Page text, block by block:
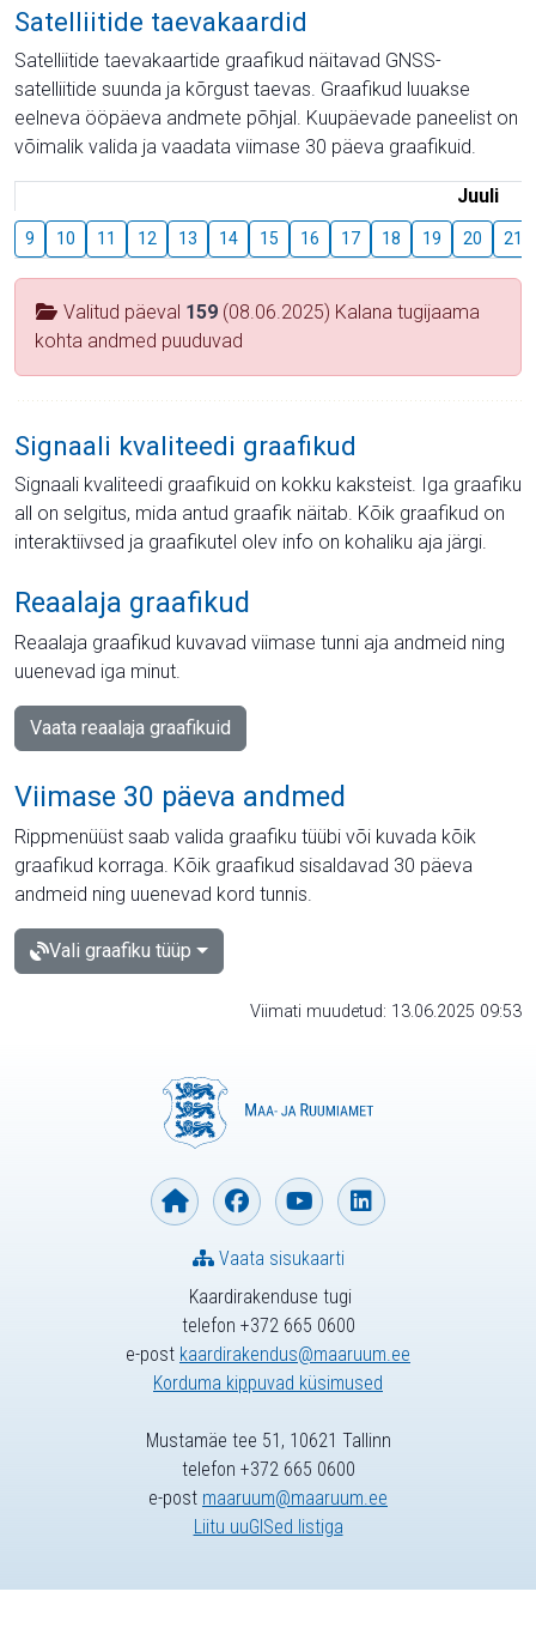
Satelliitide taevakaardid
Satelliitide taevakaartide graafikud näitavad GNSS-
satelliitide suunda ja kõrgust taevas. Graafikud luuakse
eelneva ööpäeva andmete põhjal. Kuupäevade paneelist on
võimalik valida ja vaadata viimase 30 päeva graafikuid.
Juuli
9 10 11 12 13 14 15 16 17 18 19 20 21
Valitud päeval 159 (08.06.2025) Kalana tugijaama
kohta andmed puuduvad
Signaali kvaliteedi graafikud
Signaali kvaliteedi graafikuid on kokku kaksteist. Iga graafiku
all on selgitus, mida antud graafik näitab. Kõik graafikud on
interaktiivsed ja graafikutel olev info on kohaliku aja järgi.
Reaalaja graafikud
Reaalaja graafikud kuvavad viimase tunni aja andmeid ning
uuenevad iga minut.
Vaata reaalaja graafikuid
Viimase 30 päeva andmed
Rippmenüüst saab valida graafiku tüübi või kuvada kõik
graafikud korraga. Kõik graafikud sisaldavad 30 päeva
andmeid ning uuenevad kord tunnis.
Vali graafiku tüüp
Viimati muudetud: 13.06.2025 09:53
Kaardirakenduse tugi
telefon +372 665 0600
e-post kaardirakendus@maaruum.ee
Korduma kippuvad küsimused
Vaata sisukaarti
Mustamäe tee 51, 10621 Tallinn
telefon +372 665 0600
e-post maaruum@maaruum.ee
Liitu uuGISed listiga